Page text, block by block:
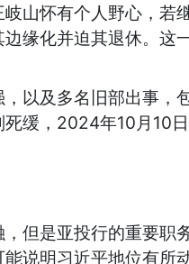
山怀有个人野心，
缘化并迫其退休。这
以及多名旧部出事
缓，2024年10月10
但是亚投行的重要
说明习近平地位有所